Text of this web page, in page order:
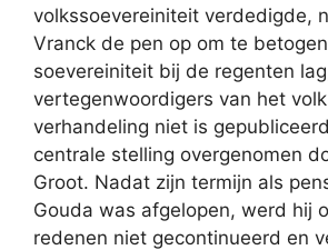
volkssoevereiniteit verdedigde,
Vranck de pen op om te
soevereiniteit bij de regenten
vertegenwoordigers van het
verhandeling niet is
centrale stelling overgenomen
Groot. Nadat zijn termijn als
Gouda was afgelopen, werd hij
redenen niet gecontinueerd en